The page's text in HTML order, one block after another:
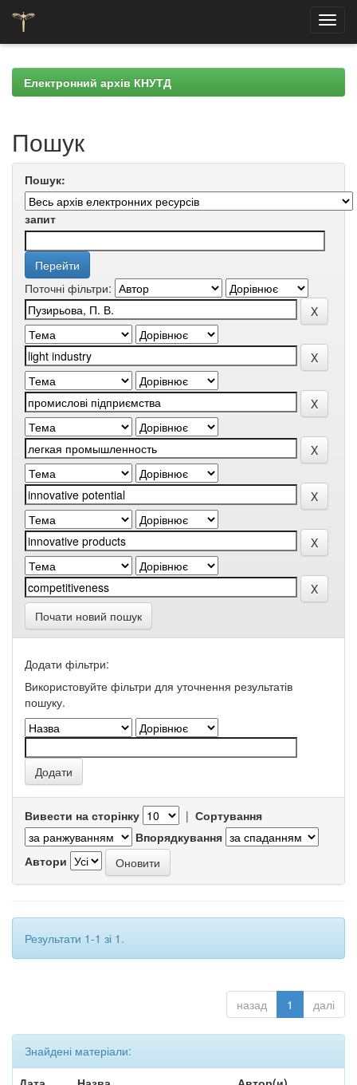
navigationЕлектронний архів КНУТД
Пошук
Пошук:
запит
Поточні фільтри:
Почати новий пошук
Додати фільтри:
Використовуйте фільтри для уточнення результатів
пошуку.
Вивести на сторінку | Сортування
Впорядкування
Автори
Результати 1-1 зі 1.
назад 1 далі
Знайдені матеріали: